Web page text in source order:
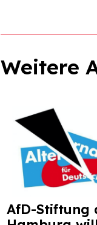
Weitere
AfD-Stiftung